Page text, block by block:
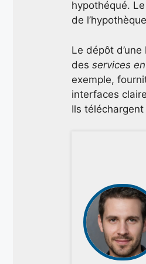
hypothéqué.
de
Le dépôt
des services
exemple,
interfaces
Ils